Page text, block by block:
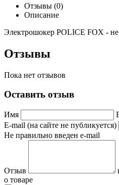
Отзывы (0)
Описание
Электрошокер POLICE FOX - не
Отзывы
Пока нет отзывов
Оставить отзыв
Имя
E-mail (на сайте не публикуется)
Не правильно введен e-mail
Отзыв
о товаре